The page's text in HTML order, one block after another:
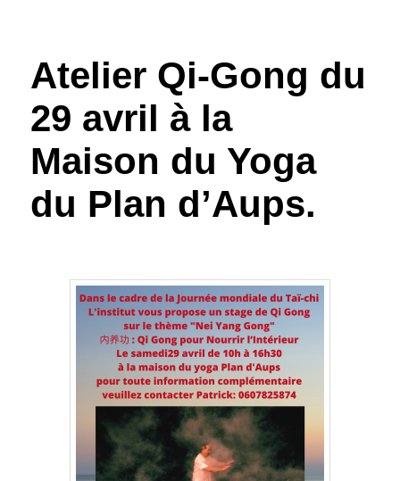
Atelier Qi-Gong du
29 avril à la
Maison du Yoga
du Plan d’Aups.